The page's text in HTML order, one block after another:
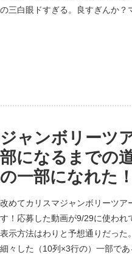
の三白眼ドすぎる。良すぎんか？
ジャンボリーツ
部になるまでの
の一部になれた！
改めてカリスマジャンボリーツア
す！応募した動画が9/29に使われ
表示方法はわりと予想通りだった
細々した（10列×3行の）一部で